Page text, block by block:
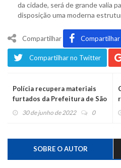
da cidade, será de grande valia
disposição uma moderna
Compartilhar
Compartilhar no Twitter
Polícia recupera materiais
furtados da Prefeitura de São
Vendelino
30 de junho de 2022 0
SOBRE O AUTOR